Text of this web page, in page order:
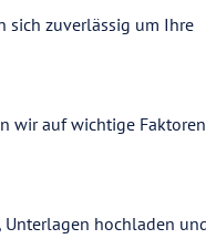
sich zuverlässig um Ihre
wir auf wichtige
Unterlagen hochladen